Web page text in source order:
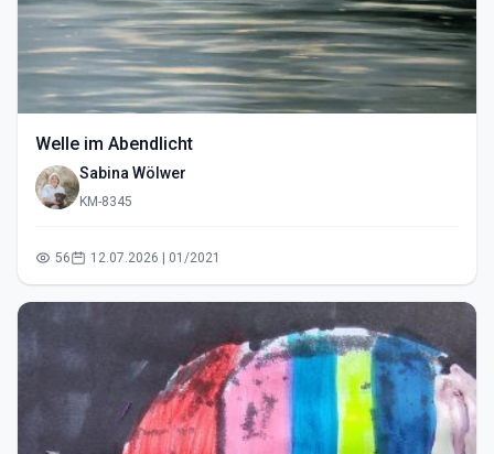
Welle im Abendlicht
Sabina Wölwer
KM-8345
56 12.07.2026 | 01/2021